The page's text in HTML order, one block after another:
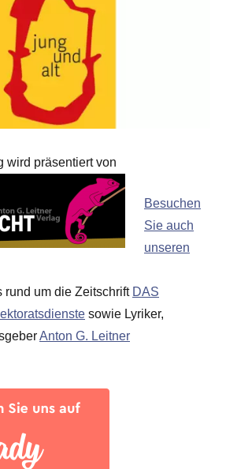
wird präsentiert von
Besuchen
Sie auch
unseren
rund um die Zeitschrift DAS
sowie Lyriker,
Anton G. Leitner